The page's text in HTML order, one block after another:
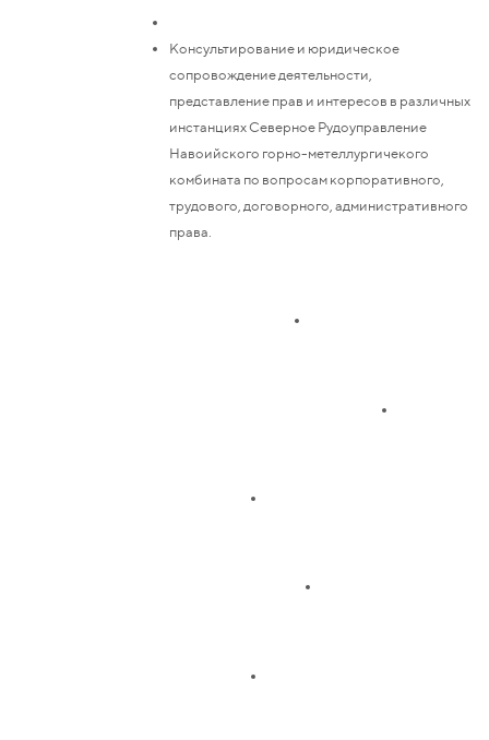
Консультирование и юридическое
сопровождение деятельности,
представление прав и интересов в различных
инстанциях Северное Рудоуправление
Навоийского горно-метеллургичекого
комбината по вопросам корпоративного,
трудового, договорного, административного
права.